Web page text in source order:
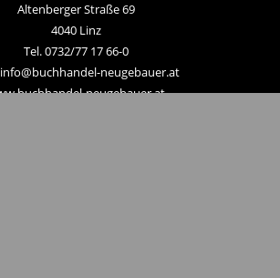
Altenberger Straße 69
4040 Linz
Tel. 0732/77 17 66-0
neugebauer.at
neugebauer.at